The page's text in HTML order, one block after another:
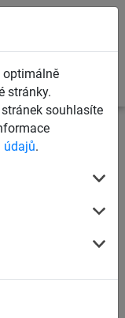
optimálně
stránky.
souhlasíte
údajů.
sítě a plachty pro
45